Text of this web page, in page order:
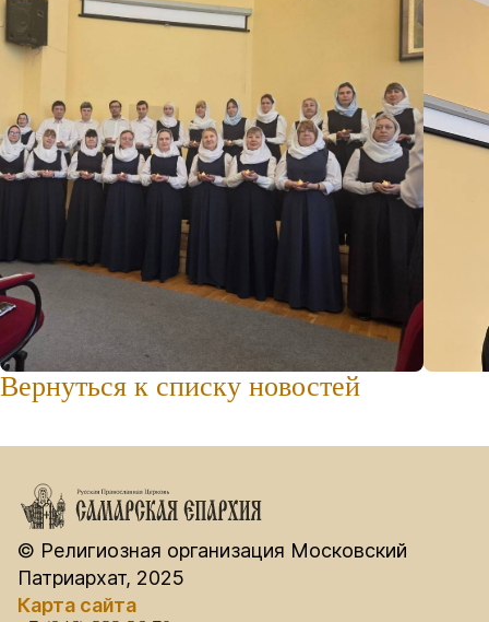
Вернуться к списку новостей
© Религиозная организация Московский
Патриархат, 2025
Карта сайта